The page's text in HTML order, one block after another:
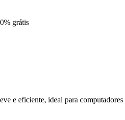
grátis
e eficiente, ideal para